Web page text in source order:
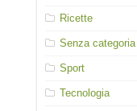
Ricette
Senza categoria
Sport
Tecnologia